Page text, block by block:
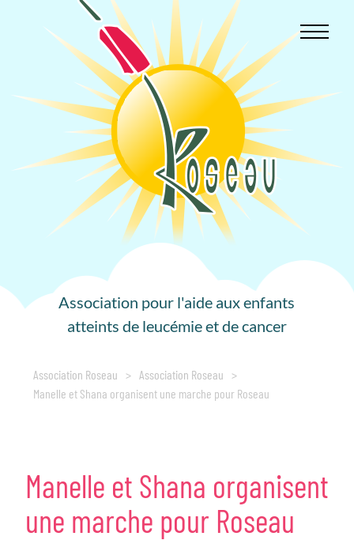
Association pour l'aide aux enfants
atteints de leucémie et de cancer
Association Roseau > Association Roseau >
Manelle et Shana organisent une marche pour Roseau
Manelle et Shana organisent
une marche pour Roseau